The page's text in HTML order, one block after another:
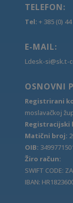
TELEFON:
Tel: + 385 (0)
E-MAIL:
Ldesk-si@sk.t-
OSNOVNI
Registrirani
moslavačkoj
Registracijski
Matični broj:
OIB:
Žiro račun:
SWIFT CODE:
IBAN: